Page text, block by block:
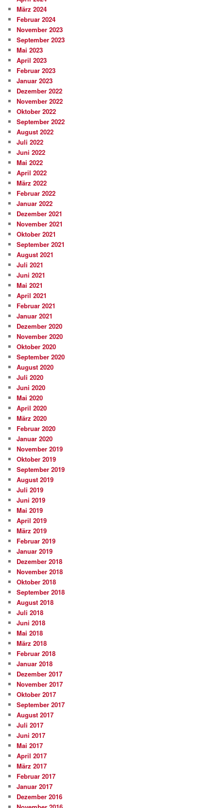
März 2024
Februar 2024
November 2023
September 2023
Mai 2023
April 2023
Februar 2023
Januar 2023
Dezember 2022
November 2022
Oktober 2022
September 2022
August 2022
Juli 2022
Juni 2022
Mai 2022
April 2022
März 2022
Februar 2022
Januar 2022
Dezember 2021
November 2021
Oktober 2021
September 2021
August 2021
Juli 2021
Juni 2021
Mai 2021
April 2021
Februar 2021
Januar 2021
Dezember 2020
November 2020
Oktober 2020
September 2020
August 2020
Juli 2020
Juni 2020
Mai 2020
April 2020
März 2020
Februar 2020
Januar 2020
November 2019
Oktober 2019
September 2019
August 2019
Juli 2019
Juni 2019
Mai 2019
April 2019
März 2019
Februar 2019
Januar 2019
Dezember 2018
November 2018
Oktober 2018
September 2018
August 2018
Juli 2018
Juni 2018
Mai 2018
März 2018
Februar 2018
Januar 2018
Dezember 2017
November 2017
Oktober 2017
September 2017
August 2017
Juli 2017
Juni 2017
Mai 2017
April 2017
März 2017
Februar 2017
Januar 2017
Dezember 2016